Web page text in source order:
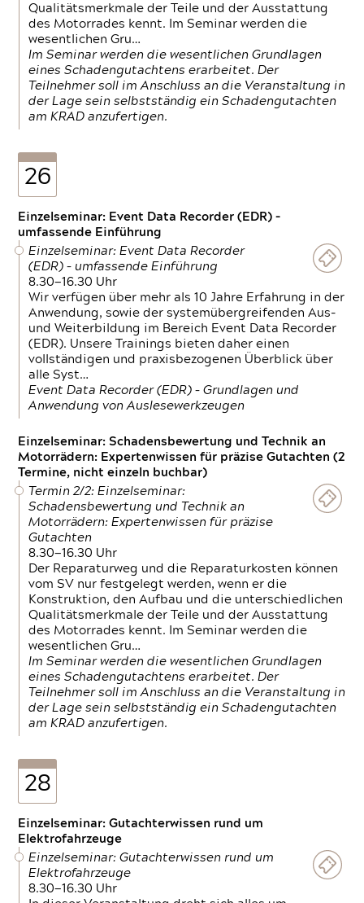
Qualitätsmerkmale der Teile und der Ausstattung
des Motorrades kennt. Im Seminar werden die
wesentlichen Gru…
Im Seminar werden die wesentlichen Grundlagen
eines Schadengutachtens erarbeitet. Der
Teilnehmer soll im Anschluss an die Veranstaltung in
der Lage sein selbstständig ein Schadengutachten
am KRAD anzufertigen.
26
Einzelseminar: Event Data Recorder (EDR) –
umfassende Einführung
Einzelseminar: Event Data Recorder
(EDR) – umfassende Einführung
8.30—16.30 Uhr
Wir verfügen über mehr als 10 Jahre Erfahrung in der
Anwendung, sowie der systemübergreifenden Aus-
und Weiterbildung im Bereich Event Data Recorder
(EDR). Unsere Trainings bieten daher einen
vollständigen und praxisbezogenen Überblick über
alle Syst…
Event Data Recorder (EDR) – Grundlagen und
Anwendung von Auslesewerkzeugen
Einzelseminar: Schadensbewertung und Technik an
Motorrädern: Expertenwissen für präzise Gutachten (2
Termine, nicht einzeln buchbar)
Termin 2/2: Einzelseminar:
Schadensbewertung und Technik an
Motorrädern: Expertenwissen für präzise
Gutachten
8.30—16.30 Uhr
Der Reparaturweg und die Reparaturkosten können
vom SV nur festgelegt werden, wenn er die
Konstruktion, den Aufbau und die unterschiedlichen
Qualitätsmerkmale der Teile und der Ausstattung
des Motorrades kennt. Im Seminar werden die
wesentlichen Gru…
Im Seminar werden die wesentlichen Grundlagen
eines Schadengutachtens erarbeitet. Der
Teilnehmer soll im Anschluss an die Veranstaltung in
der Lage sein selbstständig ein Schadengutachten
am KRAD anzufertigen.
28
Einzelseminar: Gutachterwissen rund um
Elektrofahrzeuge
Einzelseminar: Gutachterwissen rund um
Elektrofahrzeuge
8.30—16.30 Uhr